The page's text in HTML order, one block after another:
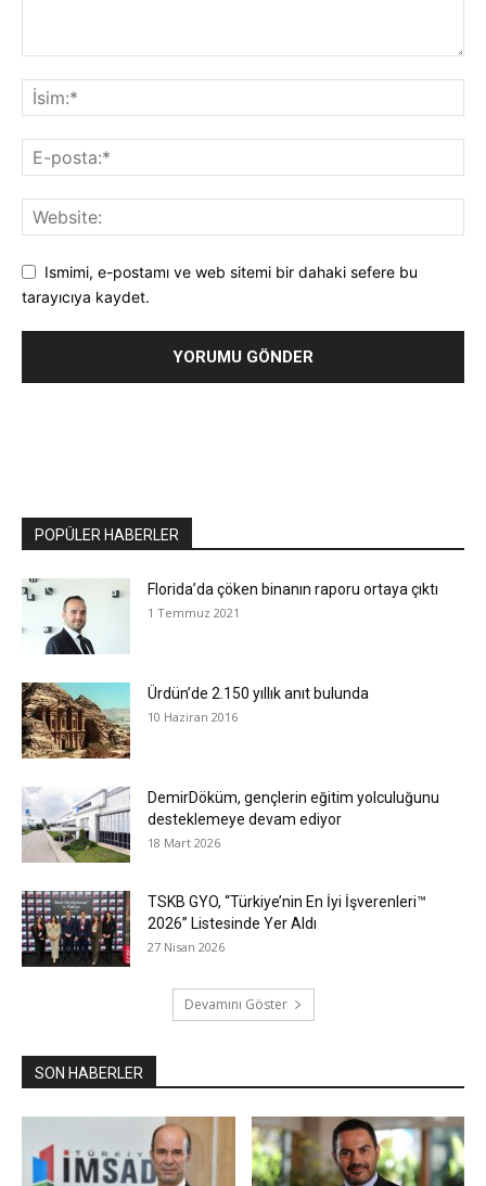
Ismimi, e-postamı ve web sitemi bir dahaki sefere bu
tarayıcıya kaydet.
POPÜLER HABERLER
Florida’da çöken binanın raporu ortaya çıktı
1 Temmuz 2021
Ürdün’de 2.150 yıllık anıt bulunda
10 Haziran 2016
DemirDöküm, gençlerin eğitim yolculuğunu
desteklemeye devam ediyor
18 Mart 2026
TSKB GYO, “Türkiye’nin En İyi İşverenleri™
2026” Listesinde Yer Aldı
27 Nisan 2026
Devamını Göster
SON HABERLER